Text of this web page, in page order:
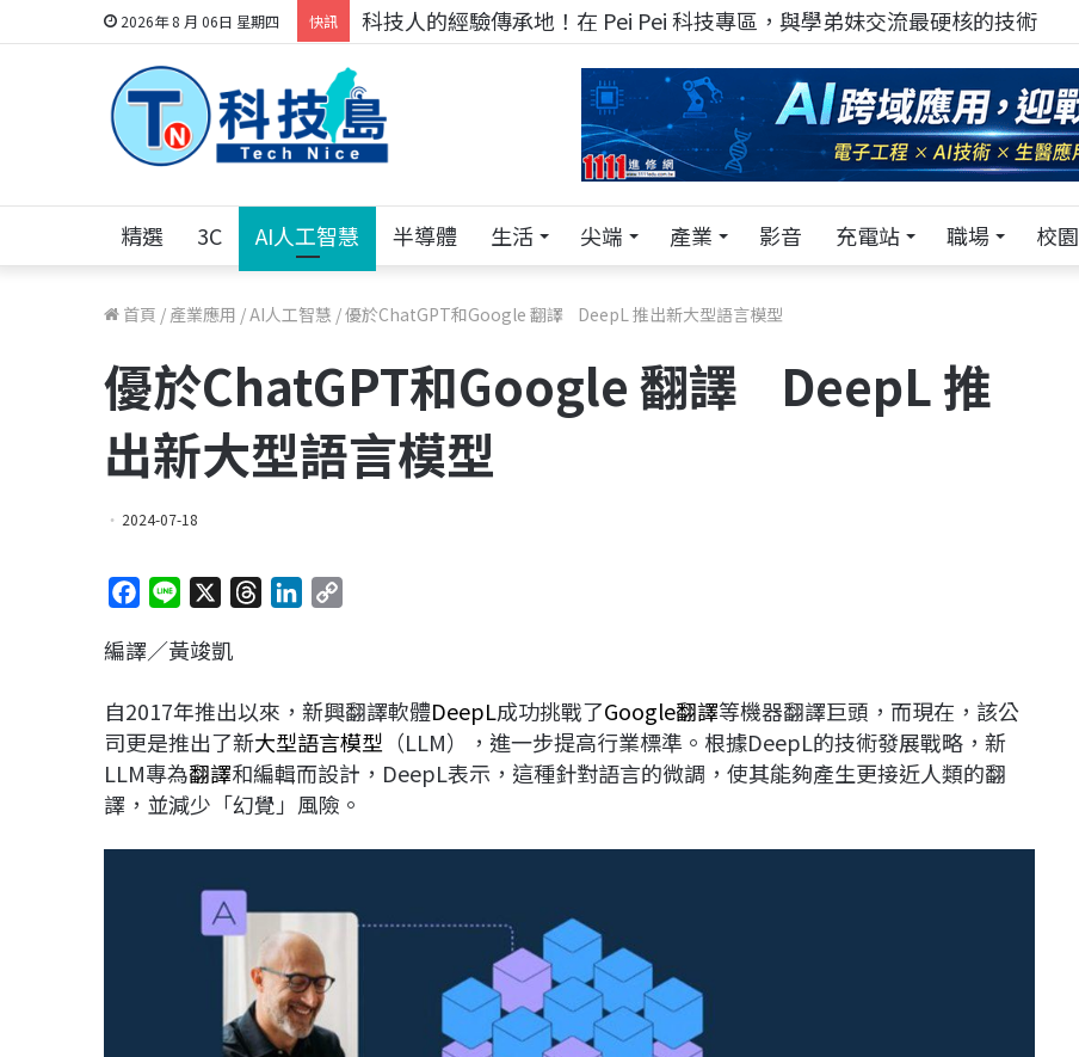
2026年 8 月 06日 星期四 快訊 科技人的經驗傳承地！在 Pei Pei 科技專區，與學弟妹交流最硬核的技術
精選 3C AI人工智慧 半導體 生活 尖端 產業 影音 充電站 職場 校園
首頁 / 產業應用 /AI人工智慧 /優於ChatGPT和Google 翻譯 DeepL 推出新大型語言模型
優於ChatGPT和Google 翻譯 DeepL 推
出新大型語言模型
2024-07-18
c
b
o
o
k
n
a
d
s
e
d
I
n
L
i
n
k
編譯／黃竣凱
自2017年推出以來，新興翻譯軟體DeepL成功挑戰了Google翻譯等機器翻譯巨頭，而現在，該公
司更是推出了新大型語言模型 （LLM），進一步提高行業標準。根據DeepL的技術發展戰略，新
LLM專為翻譯和編輯而設計，DeepL表示，這種針對語言的微調，使其能夠產生更接近人類的翻
譯，並減少「幻覺」風險。